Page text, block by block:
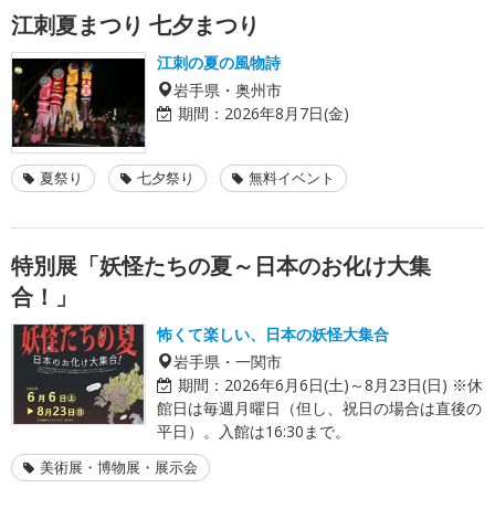
江刺夏まつり 七夕まつり
江刺の夏の風物詩
岩手県・奥州市
期間： 2026年8月7日(金)
夏祭り 七夕祭り 無料イベント
特別展「妖怪たちの夏～日本のお化け大集
合！」
怖くて楽しい、日本の妖怪大集合
岩手県・一関市
期間： 2026年6月6日(土)～8月23日(日) ※休
館日は毎週月曜日（但し、祝日の場合は直後の
平日）。入館は16:30まで。
美術展・博物展・展示会